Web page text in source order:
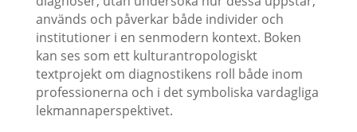
används och påverkar både individer och
institutioner i en senmodern kontext. Boken
kan ses som ett kulturantropologiskt
textprojekt om diagnostikens roll både inom
professionerna och i det symboliska vardagliga
lekmannaperspektivet.